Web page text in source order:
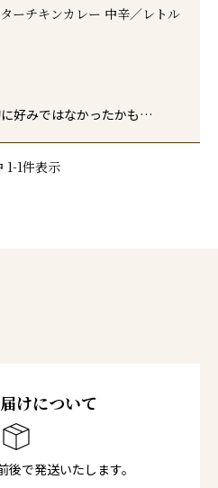
ーチキンカレー 中辛／レトル
好みではなかったかも…
1-1件表示
けについて
で発送いたします。